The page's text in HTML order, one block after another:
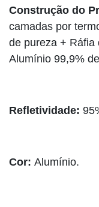
Construção do
camadas por
de pureza + Ráfia
Alumínio 99,9%
Refletividade:
Cor: Alumínio.